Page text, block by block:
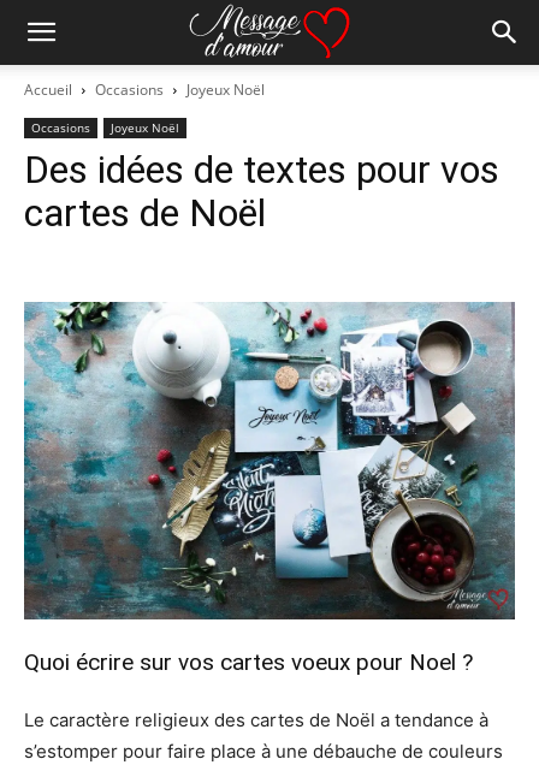
Accueil Occasions Joyeux Noël
Occasions Joyeux Noël
Des idées de textes pour vos
cartes de Noël
Quoi écrire sur vos cartes voeux pour Noel ?
Le caractère religieux des cartes de Noël a tendance à
s’estomper pour faire place à une débauche de couleurs